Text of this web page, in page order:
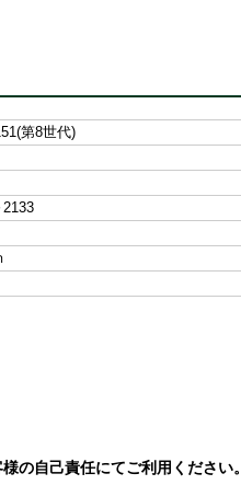
第8世代)
2133
の自己責任にてご利用ください。